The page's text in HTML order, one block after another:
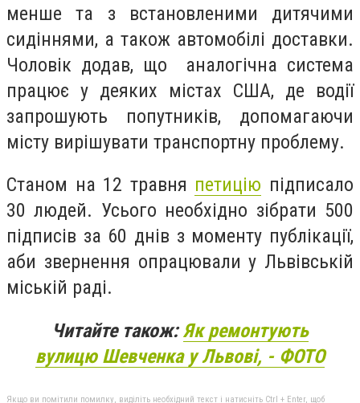
менше та з встановленими дитячими
сидіннями, а також автомобілі доставки.
Чоловік додав, що
аналогічна система
працює у деяких містах США, де водії
запрошують попутників, допомагаючи
місту вирішувати транспортну проблему.
Станом на 12 травня петицію підписало
30 людей. Усього необхідно зібрати 500
підписів за 60 днів з моменту публікації,
аби звернення опрацювали у Львівській
міській раді.
Читайте також:Як ремонтують
вулицю Шевченкау Львові, - ФОТО
Якщо ви помітили помилку, виділіть необхідний текст і натисніть Ctrl + Enter, щоб